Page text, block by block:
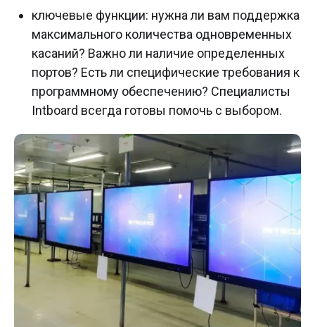
ключевые функции: нужна ли вам поддержка
максимального количества одновременных
касаний? Важно ли наличие определенных
портов? Есть ли специфические требования к
программному обеспечению? Специалисты
Intboard всегда готовы помочь с выбором.